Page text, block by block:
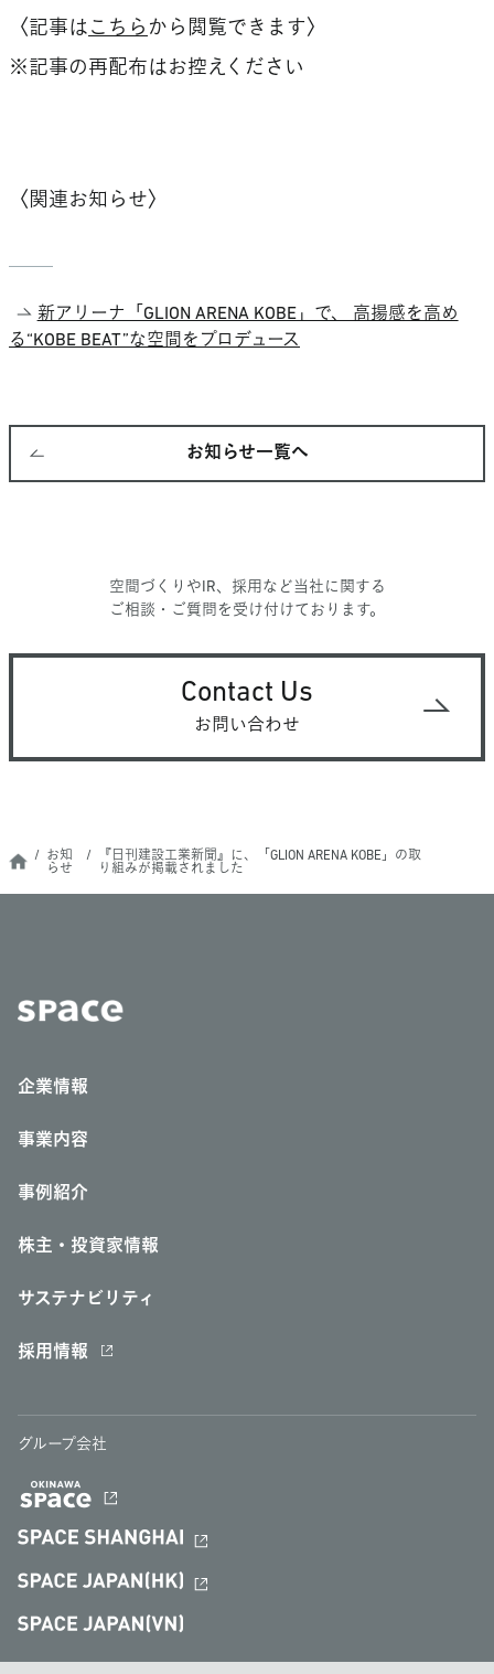
〈記事は こちら から閲覧できます〉
※記事の再配布はお控えください
〈関連お知らせ〉
新アリーナ「GLION ARENA KOBE」で、 高揚感を高め
る“KOBE BEAT”な空間をプロデュース
お知らせ一覧へ
空間づくりやIR、採用など当社に関する
ご相談・ご質問を受け付けております。
Contact Us
お問い合わせ
お知
らせ
『日刊建設工業新聞』に、「GLION ARENA KOBE」の取
り組みが掲載されました
企業情報
事業内容
事例紹介
株主・投資家情報
サステナビリティ
採用情報
グループ会社